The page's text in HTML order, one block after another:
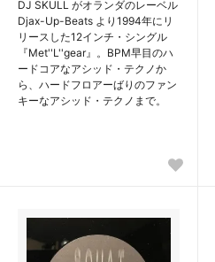
DJ SKULL がオランダのレーベル
Djax-Up-Beats より1994年にリ
リースした12インチ・シングル
『Met''L''gear』。BPM早目のハ
ードコアなアシッド・テクノか
ら、ハードフロアーばりのファン
キーなアシッド・テクノまで。